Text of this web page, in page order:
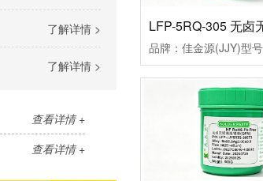
了解详情 >
了解详情 >
查看详情 +
查看详情 +